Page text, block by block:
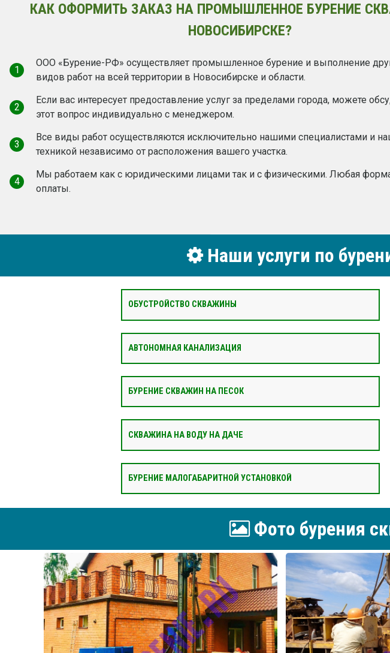
КАК ОФОРМИТЬ ЗАКАЗ НА ПРОМЫШЛЕННОЕ БУРЕНИЕ
НОВОСИБИРСКЕ?
1
ООО «Бурение-РФ» осуществляет промышленное бурение и выполнение
видов работ на всей территории в Новосибирске и области.
2
Если вас интересует предоставление услуг за пределами города, можете
этот вопрос индивидуально с менеджером.
3
Все виды работ осуществляются исключительно нашими специалистами и
техникой независимо от расположения вашего участка.
4
Мы работаем как c юридическими лицами так и с физическими. Любая
оплаты.
Наши услуги по
ОБУСТРОЙСТВО СКВАЖИНЫ
АВТОНОМНАЯ КАНАЛИЗАЦИЯ
БУРЕНИЕ СКВАЖИН НА ПЕСОК
СКВАЖИНА НА ВОДУ НА ДАЧЕ
БУРЕНИЕ МАЛОГАБАРИТНОЙ УСТАНОВКОЙ
Фото бурения